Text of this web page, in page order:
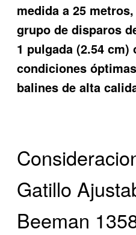
medida a 25
grupo de disparos
1 pulgada (2.54 cm)
condiciones
balines de alta
Gatillo
Beeman